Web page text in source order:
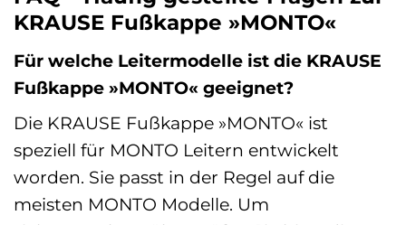
KRAUSE Fußkappe »MONTO«
Für welche Leitermodelle ist die KRAUSE
Fußkappe »MONTO« geeignet?
Die KRAUSE Fußkappe »MONTO« ist
speziell für MONTO Leitern entwickelt
worden. Sie passt in der Regel auf die
meisten MONTO Modelle. Um